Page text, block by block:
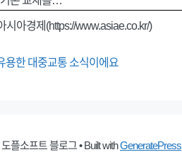
시아경제(https://www.asiae.co.kr/)
용한 대중교통 소식이에요
플소프트 블로그• Built withGeneratePress